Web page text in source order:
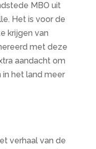
MBO uit
Het is voor de
krijgen van
met deze
aandacht om
het land meer
verhaal van de